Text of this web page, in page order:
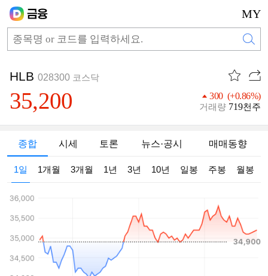
MY
HLB 028300 코스닥
35,200 300 (+0.86%)
거래량 719천주
종합 시세 토론 뉴스·공시 매매동향
1일 1개월 3개월 1년 3년 10년 일봉 주봉 월봉